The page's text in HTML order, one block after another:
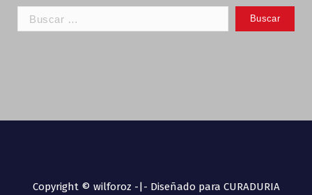
Copyright © wilforoz -|- Diseñado para CURADURIA